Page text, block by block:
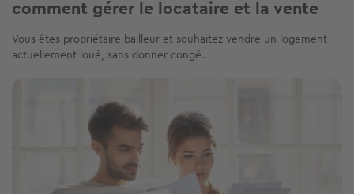
comment gérer le locataire et la vente
Vous êtes propriétaire bailleur et souhaitez vendre un logement
actuellement loué, sans donner congé...